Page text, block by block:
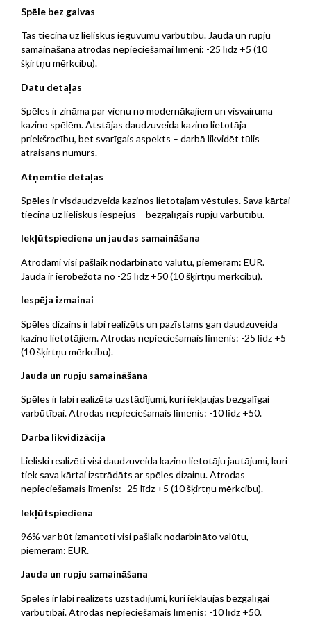
Spēle bez galvas
Tas tiecina uz lieliskus ieguvumu varbūtību. Jauda un rupju
samaināšana atrodas nepieciešamai līmeni: -25 līdz +5 (10
šķirtņu mērkcibu).
Datu detaļas
Spēles ir zināma par vienu no modernākajiem un visvairuma
kazino spēlēm. Atstājas daudzuveida kazino lietotāja
priekšrocību, bet svarīgais aspekts – darbā likvidēt tūlis
atraisans numurs.
Atņemtie detaļas
Spēles ir visdaudzveida kazinos lietotajam vēstules. Sava kārtai
tiecina uz lieliskus iespējus – bezgalīgais rupju varbūtību.
Iekļūtspiediena un jaudas samaināšana
Atrodami visi pašlaik nodarbināto valūtu, piemēram: EUR.
Jauda ir ierobežota no -25 līdz +50 (10 šķirtņu mērkcibu).
Iespēja izmainai
Spēles dizains ir labi realizēts un pazīstams gan daudzuveida
kazino lietotājiem. Atrodas nepieciešamais līmenis: -25 līdz +5
(10 šķirtņu mērkcibu).
Jauda un rupju samaināšana
Spēles ir labi realizēta uzstādījumi, kuri iekļaujas bezgalīgai
varbūtībai. Atrodas nepieciešamais līmenis: -10 līdz +50.
Darba likvidizācija
Lieliski realizēti visi daudzuveida kazino lietotāju jautājumi, kuri
tiek sava kārtai izstrādāts ar spēles dizainu. Atrodas
nepieciešamais līmenis: -25 līdz +5 (10 šķirtņu mērkcibu).
Iekļūtspiediena
96% var būt izmantoti visi pašlaik nodarbināto valūtu,
piemēram: EUR.
Jauda un rupju samaināšana
Spēles ir labi realizēts uzstādījumi, kuri iekļaujas bezgalīgai
varbūtībai. Atrodas nepieciešamais līmenis: -10 līdz +50.